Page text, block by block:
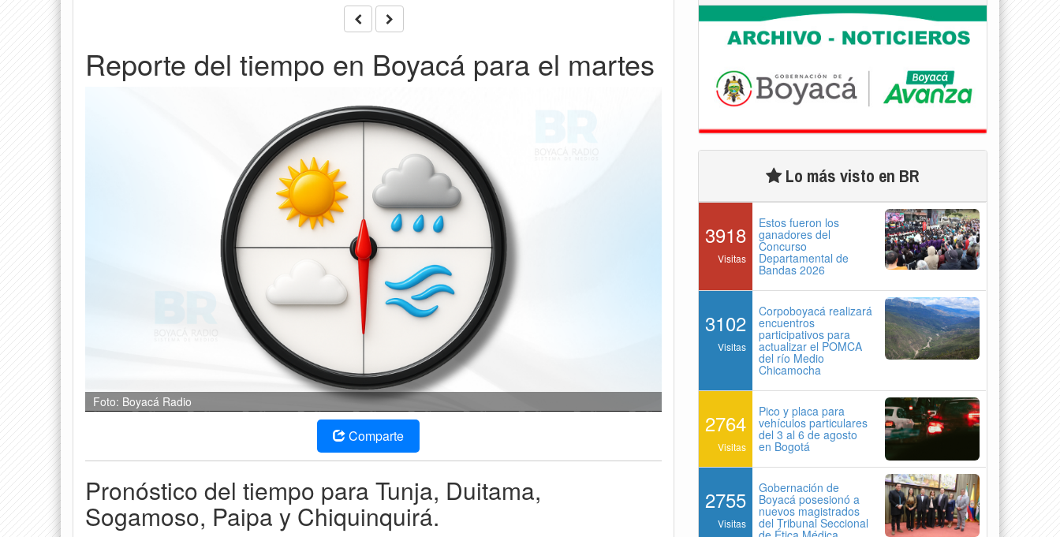
Reporte del tiempo en Boyacá para el martes
Foto: Boyacá Radio
Comparte
Pronóstico del tiempo para Tunja, Duitama,
Sogamoso, Paipa y Chiquinquirá.
Lo más visto en BR
3918
Visitas
Estos fueron los
ganadores del
Concurso
Departamental de
Bandas 2026
3102
Visitas
Corpoboyacá realizará
encuentros
participativos para
actualizar el POMCA
del río Medio
Chicamocha
2764
Visitas
Pico y placa para
vehículos particulares
del 3 al 6 de agosto
en Bogotá
2755
Visitas
Gobernación de
Boyacá posesionó a
nuevos magistrados
del Tribunal Seccional